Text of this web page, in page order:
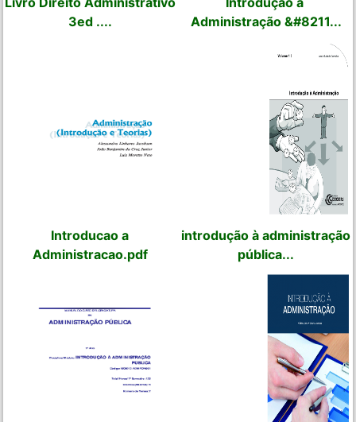
3ed ....
Administração &#8211...
Introducao a
Administracao.pdf
introdução à administração
pública...